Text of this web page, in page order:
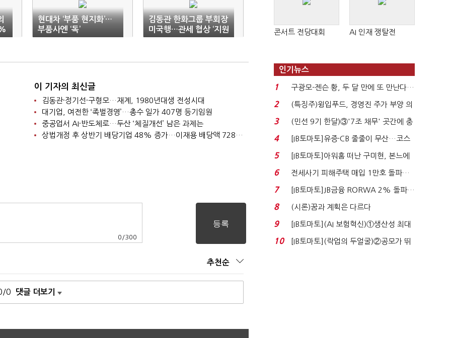
현대차 ‘부품 현지화’…
부품사엔 ‘독’
김동관 한화그룹 부회장
미국행…관세 협상 ‘지원
사격’
이 기자의 최신글
김동관·정기선·구형모…재계, 1980년대생 전성시대
대기업, 여전한 ‘족벌경영’…총수 일가 407명 등기임원
중공업서 AI·반도체로…두산 ‘체질개선’ 남은 과제는
상법개정 후 상반기 배당기업 48% 증가…이재용 배당액 728억 1위
0 /300
추천순
0 댓글 더보기
콘서트 전당대회 AI 인재 쟁탈전
인기뉴스
1
구광모-젠슨 황, 두 달 만에 또 만난다…
로봇·AI 등 논...
2
(특징주)윙입푸드, 경영진 주가 부양 의
지에 상한가...
3
(민선 9기 한달)③'7조 채무' 곳간에 충
격…추미애, 20년...
4
[IB토마토]유증·CB 줄줄이 무산…코스
닥 벌점 급증에 ...
5
[IB토마토]아워홈 떠난 구미현, 본느에
340억 베팅…가...
6
전세사기 피해주택 매입 1만호 돌파…
누적 피해자 4만2...
7
[IB토마토]JB금융 RORWA 2% 돌파…
실적 견인은 은행 ...
8 (시론)꿈과 계획은 다르다
9
[IB토마토](AI 보험혁신)①생산성 최대
80% 개선…현실...
10
[IB토마토](락업의 두얼굴)②공모가 뛰